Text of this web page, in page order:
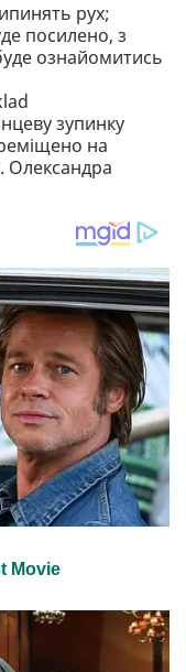
рух;
посилено, з
ознайомитись
зупинку
на
Олександра